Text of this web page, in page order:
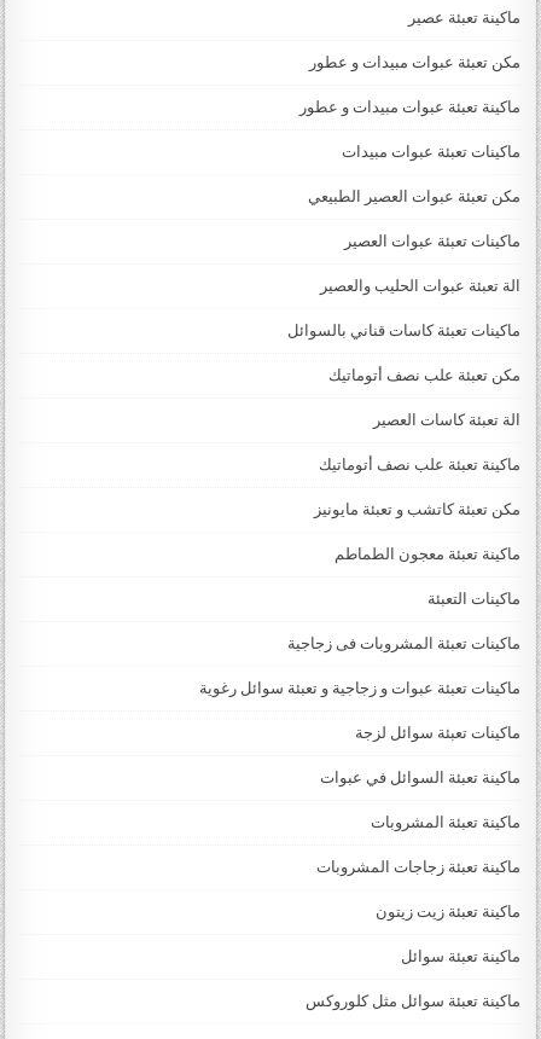
ماكينة تعبئة عصير
مكن تعبئة عبوات مبيدات و عطور
ماكينة تعبئة عبوات مبيدات و عطور
ماكينات تعبئة عبوات مبيدات
مكن تعبئة عبوات العصير الطبيعي
ماكينات تعبئة عبوات العصير
الة تعبئة عبوات الحليب والعصير
ماكينات تعبئة كاسات قناني بالسوائل
مكن تعبئة علب نصف أتوماتيك
الة تعبئة كاسات العصير
ماكينة تعبئة علب نصف أتوماتيك
مكن تعبئة كاتشب و تعبئة مايونيز
ماكينة تعبئة معجون الطماطم
ماكينات التعبئة
ماكينات تعبئة المشروبات فى زجاجية
ماكينات تعبئة عبوات و زجاجية و تعبئة سوائل رغوية
ماكينات تعبئة سوائل لزجة
‏‏‏ماكينة تعبئة السوائل في عبوات
ماكينة تعبئة المشروبات
ماكينة تعبئة زجاجات المشروبات
ماكينة تعبئة زيت زيتون
ماكينة تعبئة سوائل
ماكينة تعبئة سوائل مثل كلوروكس